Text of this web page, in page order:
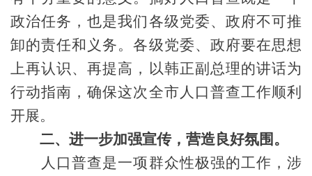
政治任务，也是我们各级党委、政府不可推
卸的责任和义务。各级党委、政府要在思想
上再认识、再提高，以韩正副总理的讲话为
行动指南，确保这次全市人口普查工作顺利
开展。
二、进一步加强宣传，营造良好氛围。
人口普查是一项群众性极强的工作，涉